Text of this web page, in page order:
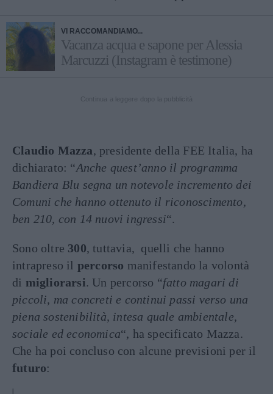
VI RACCOMANDIAMO...
Vacanza acqua e sapone per Alessia
Marcuzzi (Instagram è testimone)
Claudio Mazza, presidente della FEE Italia, ha
dichiarato: “Anche quest’anno il programma
Bandiera Blu segna un notevole incremento dei
Comuni che hanno ottenuto il riconoscimento,
ben 210, con 14 nuovi ingressi“.
Sono oltre 300, tuttavia, quelli che hanno
intrapreso il percorso manifestando la volontà
di migliorarsi. Un percorso “fatto magari di
piccoli, ma concreti e continui passi verso una
piena sostenibilità, intesa quale ambientale,
sociale ed economica“, ha specificato Mazza.
Che ha poi concluso con alcune previsioni per il
futuro: